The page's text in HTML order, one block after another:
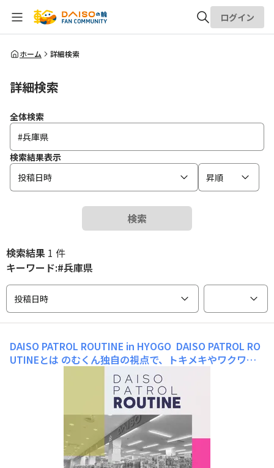
全体検索
ログイン
ホーム 詳細検索
詳細検索
全体検索
検索結果表示
投稿日時
昇順
検索
検索結果 1 件
キーワード:#兵庫県
投稿日時
DAISO PATROL ROUTINE in HYOGO DAISO PATROL RO
UTINEとは のむくん独自の視点で、トキメキやワクワク
といったあらゆる胸が震えるような感動をお届けします。
※Standard Products(略:スタプロ) THREEPPY(略:TP) み
なさんこんにちは😊 今日も素敵なダイソーライフをお過